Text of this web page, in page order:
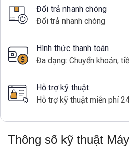
Đổi trả nhanh chóng
Đổi trả nhanh chóng
Hình thức thanh toán
Đa dạng: Chuyển khoản,
Hỗ trợ kỹ thuật
Hỗ trợ kỹ thuật miễn phí
Thông số kỹ thuật